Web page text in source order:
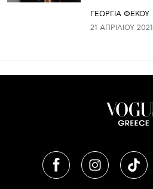
ΓΕΩΡΓΙΑ ΦΕΚΟΥ
21 ΑΠΡΙΛΊΟΥ 2021